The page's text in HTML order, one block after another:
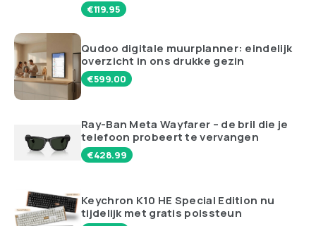
€119.95
Qudoo digitale muurplanner: eindelijk
overzicht in ons drukke gezin
€599.00
Ray-Ban Meta Wayfarer – de bril die je
telefoon probeert te vervangen
€428.99
Keychron K10 HE Special Edition nu
tijdelijk met gratis polssteun